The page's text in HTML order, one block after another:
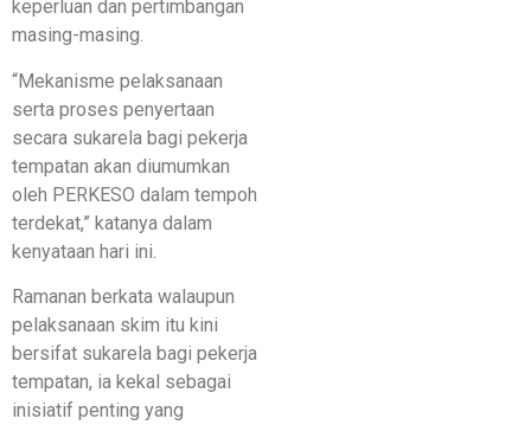
keperluan dan pertimbangan
masing-masing.
“Mekanisme pelaksanaan
serta proses penyertaan
secara sukarela bagi pekerja
tempatan akan diumumkan
oleh PERKESO dalam tempoh
terdekat,” katanya dalam
kenyataan hari ini.
Ramanan berkata walaupun
pelaksanaan skim itu kini
bersifat sukarela bagi pekerja
tempatan, ia kekal sebagai
inisiatif penting yang